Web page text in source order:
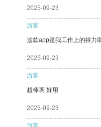
2025-09-23
游客
这款app是我工作上的得力
2025-09-23
游客
超棒啊 好用
2025-09-23
游客